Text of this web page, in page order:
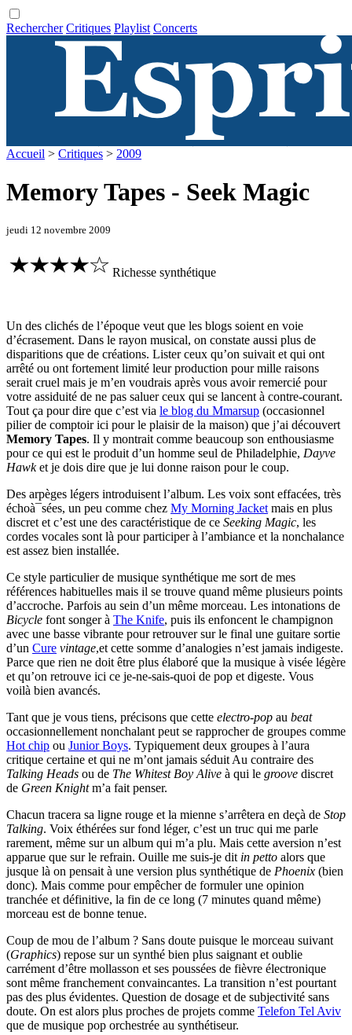
Rechercher Critiques Playlist Concerts
Accueil > Critiques > 2009
Memory Tapes - Seek Magic
jeudi 12 novembre 2009
Richesse synthétique
Un des clichés de l’époque veut que les blogs soient en voie
d’écrasement. Dans le rayon musical, on constate aussi plus de
disparitions que de créations. Lister ceux qu’on suivait et qui ont
arrêté ou ont fortement limité leur production pour mille raisons
serait cruel mais je m’en voudrais après vous avoir remercié pour
votre assiduité de ne pas saluer ceux qui se lancent à contre-courant.
Tout ça pour dire que c’est via le blog du Mmarsup (occasionnel
pilier de comptoir ici pour le plaisir de la maison) que j’ai découvert
Memory Tapes. Il y montrait comme beaucoup son enthousiasme
pour ce qui est le produit d’un homme seul de Philadelphie, Dayve
Hawket je dois dire que je lui donne raison pour le coup.
Des arpèges légers introduisent l’album. Les voix sont effacées, très
échoà¯sées, un peu comme chez My Morning Jacket mais en plus
discret et c’est une des caractéristique de ce Seeking Magic, les
cordes vocales sont là pour participer à l’ambiance et la nonchalance
est assez bien installée.
Ce style particulier de musique synthétique me sort de mes
références habituelles mais il se trouve quand même plusieurs points
d’accroche. Parfois au sein d’un même morceau. Les intonations de
Bicycle font songer à The Knife, puis ils enfoncent le champignon
avec une basse vibrante pour retrouver sur le final une guitare sortie
d’un Cure vintage,et cette somme d’analogies n’est jamais indigeste.
Parce que rien ne doit être plus élaboré que la musique à visée légère
et qu’on retrouve ici ce je-ne-sais-quoi de pop et digeste. Vous
voilà bien avancés.
Tant que je vous tiens, précisons que cette electro-pop au beat
occasionnellement nonchalant peut se rapprocher de groupes comme
Hot chip ou Junior Boys. Typiquement deux groupes à l’aura
critique certaine et qui ne m’ont jamais séduit Au contraire des
Talking Heads ou de The Whitest Boy Alive à qui le groove discret
de Green Knightm’a fait penser.
Chacun tracera sa ligne rouge et la mienne s’arrêtera en deçà de Stop
Talking. Voix éthérées sur fond léger, c’est un truc qui me parle
rarement, même sur un album qui m’a plu. Mais cette aversion n’est
apparue que sur le refrain. Ouille me suis-je dit in petto alors que
jusque là on pensait à une version plus synthétique de Phoenix (bien
donc). Mais comme pour empêcher de formuler une opinion
tranchée et définitive, la fin de ce long (7 minutes quand même)
morceau est de bonne tenue.
Coup de mou de l’album ? Sans doute puisque le morceau suivant
(Graphics) repose sur un synthé bien plus saignant et oublie
carrément d’être mollasson et ses poussées de fièvre électronique
sont même franchement convaincantes. La transition n’est pourtant
pas des plus évidentes. Question de dosage et de subjectivité sans
doute. On est alors plus proches de projets comme Telefon Tel Aviv
que de musique pop orchestrée au synthétiseur.